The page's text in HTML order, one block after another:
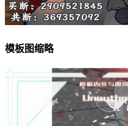
模板图缩略